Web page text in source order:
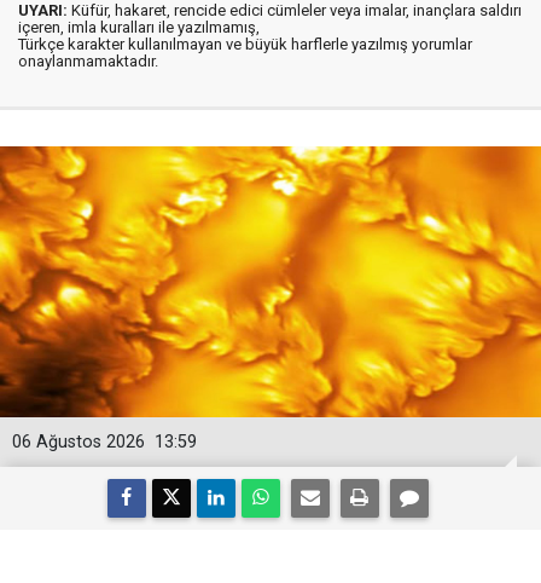
UYARI: Küfür, hakaret, rencide edici cümleler veya imalar, inançlara saldırı
içeren, imla kuralları ile yazılmamış,
Türkçe karakter kullanılmayan ve büyük harflerle yazılmış yorumlar
onaylanmamaktadır.
13:59
06 Ağustos 2026